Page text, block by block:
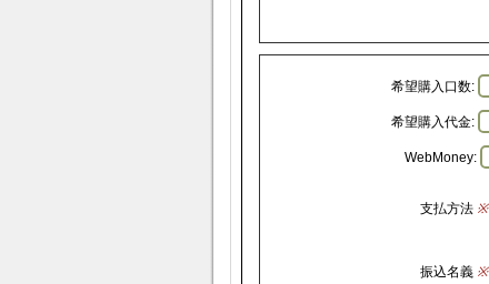
希望購入口数:
希望購入代金:
WebMoney:
支払方法※
振込名義※